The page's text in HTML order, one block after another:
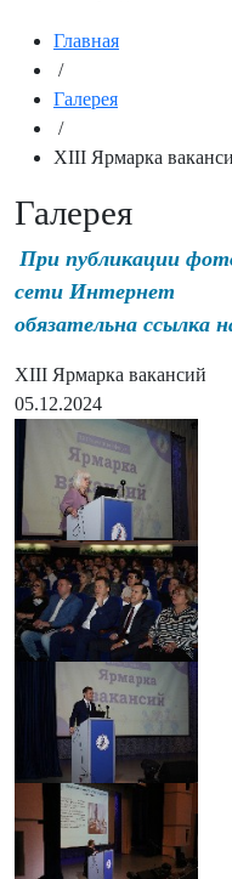
Главная
/
Галерея
/
XIII Ярмарка
Галерея
При публикации
сети Интернет
обязательна ссылка
XIII Ярмарка вакансий
05.12.2024